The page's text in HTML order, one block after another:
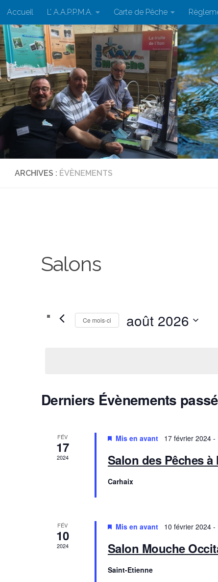
Skip to content
Accueil L’ A.A.P.P.M.A. Carte de Pêche
ARCHIVES : ÉVÈNEMENTS
Salons
Ce mois-ci août 2026
C
Derniers Évènements
FÉV
17
2024
Mis en avant 17 février 2024-
Salon des Pêches
Carhaix
FÉV
10
2024
Mis en avant 10 février 2024-
Salon Mouche
Saint-Etienne